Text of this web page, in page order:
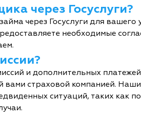
через Госуслуги?
через Госуслуги для вашего
необходимые
и дополнительных
вами страховой компанией.
ситуаций, таких как